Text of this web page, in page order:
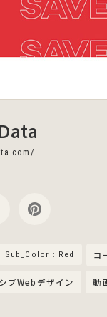
Sub_Color : Red コ
ブWebデザイン 動